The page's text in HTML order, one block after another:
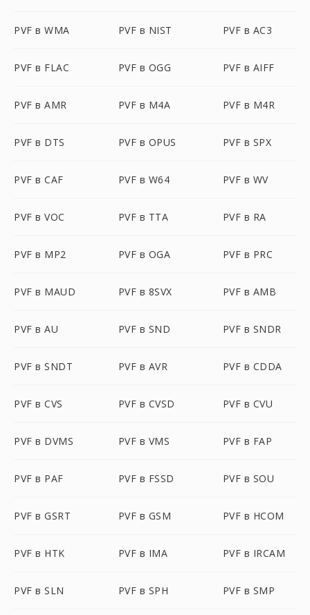
PVF в WMA PVF в NIST PVF в AC3
PVF в FLAC PVF в OGG PVF в AIFF
PVF в AMR PVF в M4A PVF в M4R
PVF в DTS PVF в OPUS PVF в SPX
PVF в CAF PVF в W64 PVF в WV
PVF в VOC PVF в TTA PVF в RA
PVF в MP2 PVF в OGA PVF в PRC
PVF в MAUD PVF в 8SVX PVF в AMB
PVF в AU PVF в SND PVF в SNDR
PVF в SNDT PVF в AVR PVF в CDDA
PVF в CVS PVF в CVSD PVF в CVU
PVF в DVMS PVF в VMS PVF в FAP
PVF в PAF PVF в FSSD PVF в SOU
PVF в GSRT PVF в GSM PVF в HCOM
PVF в HTK PVF в IMA PVF в IRCAM
PVF в SLN PVF в SPH PVF в SMP